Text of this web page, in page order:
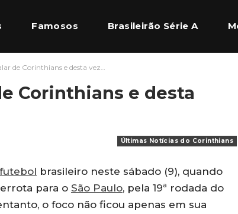
Famosos Brasileirão Série A
de Corinthians e desta vez…
Corinthians e desta
Últimas Notícias do Corinthians
futebol brasileiro neste sábado (9), quando
para o São Paulo, pela 19ª rodada do
o foco não ficou apenas em sua